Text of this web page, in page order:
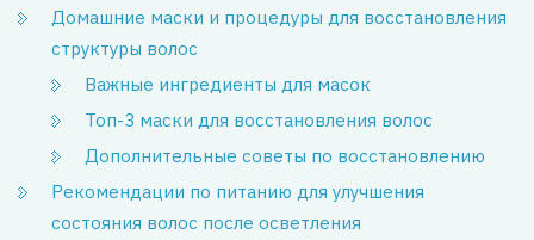
Домашние маски и процедуры для восстановления
структуры волос
Важные ингредиенты для масок
Топ-3 маски для восстановления волос
Дополнительные советы по восстановлению
Рекомендации по питанию для улучшения
состояния волос после осветления